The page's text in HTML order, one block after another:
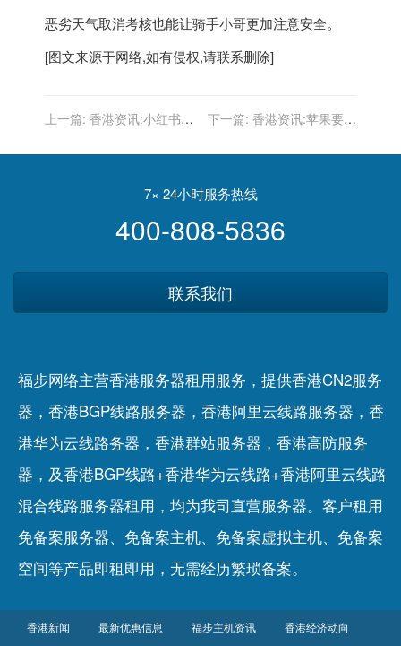
恶劣天气取消考核也能让骑手小哥更加注意安全。
[图文来源于网络,如有侵权,请联系删除]
上一篇: 香港资讯:小红书回
将持续提升平台治理能力
下一篇: 香港资讯:苹果要求
友纷纷点赞支持
7× 24小时服务热线
400-808-5836
联系我们
福步网络主营香港服务器租用服务，提供香港CN2服务
器，香港BGP线路服务器，香港阿里云线路服务器，香
港华为云线路务器，香港群站服务器，香港高防服务
器，及香港BGP线路+香港华为云线路+香港阿里云线路
混合线路服务器租用，均为我司直营服务器。客户租用
免备案服务器、 免备案主机、 免备案虚拟主机、 免备案
空间等产品即租即用，无需经历繁琐备案。
香港新闻 最新优惠信息 福步主机资讯 香港经济动向